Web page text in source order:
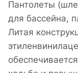
Пантолеты
для бассейна,
Литая